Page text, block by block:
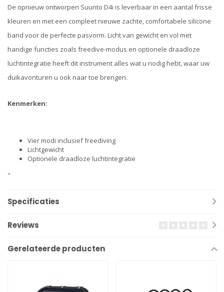
De opnieuw ontworpen Suunto D4i is leverbaar in een aantal frisse
kleuren en met een compleet nieuwe zachte, comfortabele silicone
band voor de perfecte pasvorm. Licht van gewicht en vol met
handige functies zoals freedive-modus en optionele draadloze
luchtintegratie heeft dit instrument alles wat u nodig hebt, waar uw
duikavonturen u ook naar toe brengen.
Kenmerken:
Vier modi inclusief freediving
Lichtgewicht
Optionele draadloze luchtintegratie
"
Specificaties
Reviews
Gerelateerde producten